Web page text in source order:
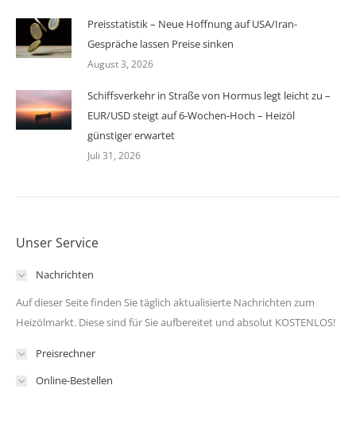
Preisstatistik – Neue Hoffnung auf USA/Iran-
Gespräche lassen Preise sinken
August 3, 2026
Schiffsverkehr in Straße von Hormus legt leicht zu –
EUR/USD steigt auf 6-Wochen-Hoch – Heizöl
günstiger erwartet
Juli 31, 2026
Unser Service
Nachrichten
Auf dieser Seite finden Sie täglich aktualisierte Nachrichten zum
Heizölmarkt. Diese sind für Sie aufbereitet und absolut KOSTENLOS!
Preisrechner
Online-Bestellen